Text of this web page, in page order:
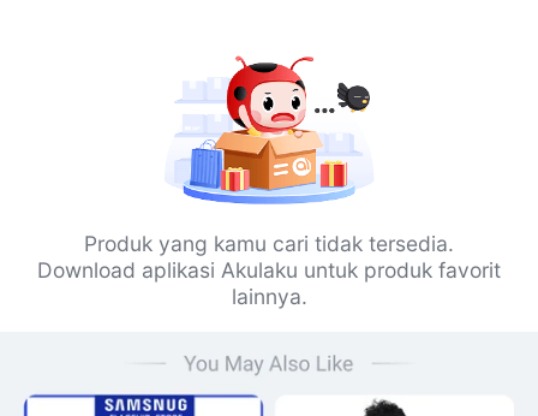
Produk yang kamu cari tidak tersedia.
Download aplikasi Akulaku untuk produk favorit
lainnya.